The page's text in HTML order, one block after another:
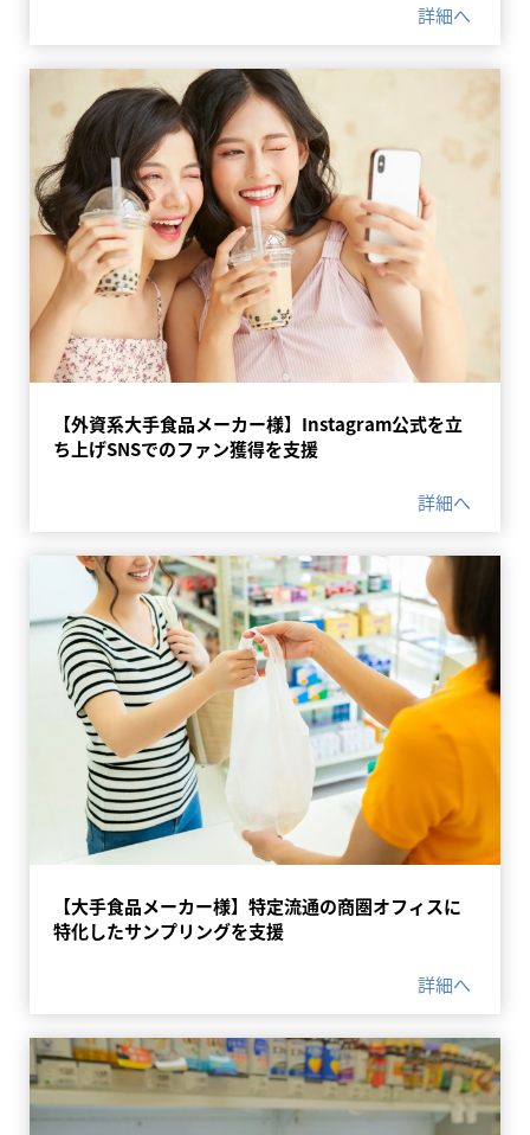
詳細へ
【外資系大手食品メーカー様】Instagram公式を立
ち上げSNSでのファン獲得を支援
詳細へ
【大手食品メーカー様】特定流通の商圏オフィスに
特化したサンプリングを支援
詳細へ